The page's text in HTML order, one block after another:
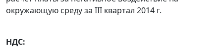
окружающую среду за III квартал 2014 г.
НДС: